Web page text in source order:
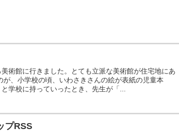
術館に行きました。とても立派な美術館が住宅地にあ
、小学校の頃、いわさきさんの絵が表紙の児童本
学校に持っていったとき、先生が「...
プRSS